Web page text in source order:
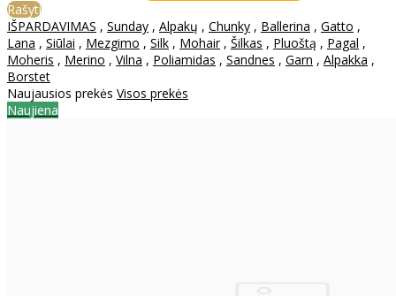
Rašyti
IŠPARDAVIMAS , Sunday , Alpakų , Chunky , Ballerina , Gatto ,
Lana , Siūlai , Mezgimo , Silk , Mohair, Šilkas , Pluoštą , Pagal ,
Moheris , Merino , Vilna , Poliamidas , Sandnes , Garn , Alpakka ,
Borstet
Naujausios prekės Visos prekės
Naujiena